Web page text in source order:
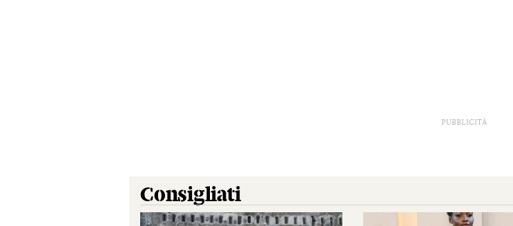
PUBBLICITÀ
Consigliati